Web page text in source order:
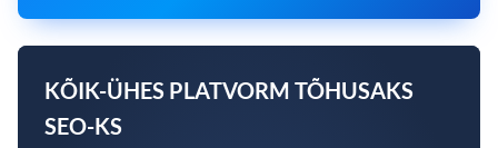
KÕIK-ÜHES PLATVORM TÕHUSAKS
SEO-KS